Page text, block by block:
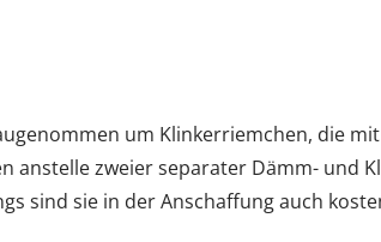
um Klinkerriemchen, die
anstelle zweier separater Dämm- und
sind sie in der Anschaffung auch